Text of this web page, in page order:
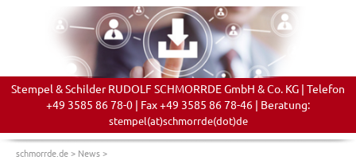
Stempel & Schilder RUDOLF SCHMORRDE GmbH & Co. KG | Telefon
+49 3585 86 78-0 | Fax +49 3585 86 78-46 | Beratung:
stempel(at)schmorrde(dot)de
schmorrde.de> News>